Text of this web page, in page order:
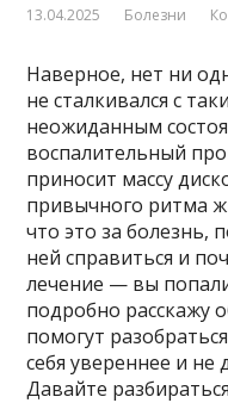
13.04.2025 Болезни
Наверное, нет ни
не сталкивался с
неожиданным
воспалительный
приносит массу
привычного ритма
что это за болезнь,
ней справиться и
лечение — вы
подробно расскажу
помогут
себя увереннее и не
Давайте